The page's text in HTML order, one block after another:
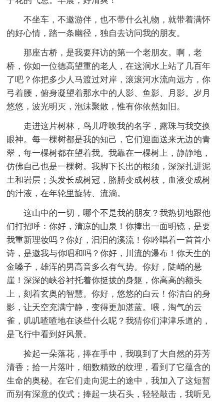
不坐车，不邀游伴，也不带什么礼物，就带着满怀
的好心情，踏一条幽径，独自去访问我的朋友。
那座古桥，是我要拜访的第一个老朋友。啊，老
桥，你如一位德高望重的老人，在这涧水上站了几百年
了吧？你把多少人马渡过对岸，滚滚河水流向远方，你
弓着腰，俯身凝望着那水中的人影、鱼影、月影。岁月
悠悠，波光明灭，泡沫聚散，惟有你依然如旧。
走进这片树林，鸟儿呼唤我的名字，露珠与我交换
眼神。每一棵树都是我的知己，它们迎面送来无边的青
翠，每一棵树都在望着我。我靠在一棵树上，静静地，
仿佛自己也是一棵树。我脚下长出的根须，深深扎进泥
土和岩层；头发长成树冠，胳膊变成树枝，血液变成树
的汁液，在年轮里旋转、流淌。
这山中的一切，哪个不是我的朋友？我热切地跟他
们打招呼：你好，清凉的山泉！你捧出一面明镜，是要
我重新理妆吗？你好，汩汩的溪流！你吟唱着一首首小
诗，是邀我与你唱和吗？你好，川流的瀑布！你天生的
金嗓子，雄浑的男高音多么有气势。你好，陡峭的悬
崖！深深的峡谷衬托着你挺拔的身躯，你高高的额头
上，刻着玄奥的智慧。你好，悠悠的白云！你洁白的身
影，让天空充满宁静，变得更加湛蓝。喂，淘气的云
雀，叽叽喳喳地在谈些什么呢？我猜你们津津乐道的，
是飞行中看到好风景。
捡起一朵落花，捧在手中，我嗅到了大自然的芬芳
清香；拾一片落叶，细数精致的纹理，看到了它蕴含的
生命的奥秘。在它们走向泥土的途中，我加入了这短暂
而别有深意的仪式；捧起一块石头，轻轻敲击，我听见